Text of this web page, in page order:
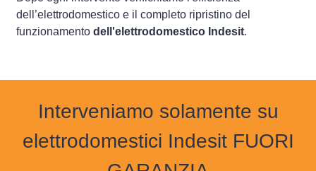
dell’elettrodomestico e il completo ripristino del
funzionamento dell'elettrodomestico Indesit.
Interveniamo solamente su
elettrodomestici Indesit FUORI